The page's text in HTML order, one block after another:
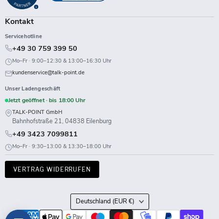
Kontakt
Servicehotline
+49 30 759 399 50
Mo–Fr · 9:00–12:30 & 13:00–16:30 Uhr
kundenservice@talk-point.de
Unser Ladengeschäft
Jetzt geöffnet · bis 18:00 Uhr
TALK-POINT GmbH
Bahnhofstraße 21, 04838 Eilenburg
+49 3423 7099811
Mo–Fr · 9:30–13:00 & 13:30–18:00 Uhr
VERTRAG WIDERRUFEN
Land
Deutschland (EUR €)